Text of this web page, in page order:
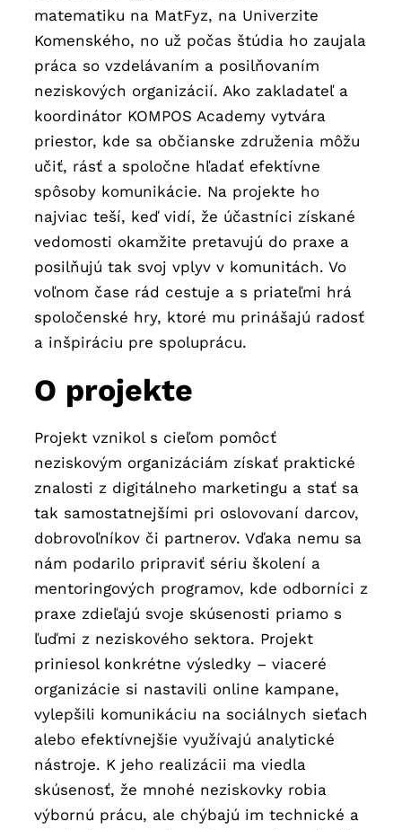
matematiku na MatFyz, na Univerzite
Komenského, no už počas štúdia ho zaujala
práca so vzdelávaním a posilňovaním
neziskových organizácií. Ako zakladateľ a
koordinátor KOMPOS Academy vytvára
priestor, kde sa občianske združenia môžu
učiť, rásť a spoločne hľadať efektívne
spôsoby komunikácie. Na projekte ho
najviac teší, keď vidí, že účastníci získané
vedomosti okamžite pretavujú do praxe a
posilňujú tak svoj vplyv v komunitách. Vo
voľnom čase rád cestuje a s priateľmi hrá
spoločenské hry, ktoré mu prinášajú radosť
a inšpiráciu pre spoluprácu.
O projekte
Projekt vznikol s cieľom pomôcť
neziskovým organizáciám získať praktické
znalosti z digitálneho marketingu a stať sa
tak samostatnejšími pri oslovovaní darcov,
dobrovoľníkov či partnerov. Vďaka nemu sa
nám podarilo pripraviť sériu školení a
mentoringových programov, kde odborníci z
praxe zdieľajú svoje skúsenosti priamo s
ľuďmi z neziskového sektora. Projekt
priniesol konkrétne výsledky – viaceré
organizácie si nastavili online kampane,
vylepšili komunikáciu na sociálnych sieťach
alebo efektívnejšie využívajú analytické
nástroje. K jeho realizácii ma viedla
skúsenosť, že mnohé neziskovky robia
výbornú prácu, ale chýbajú im technické a